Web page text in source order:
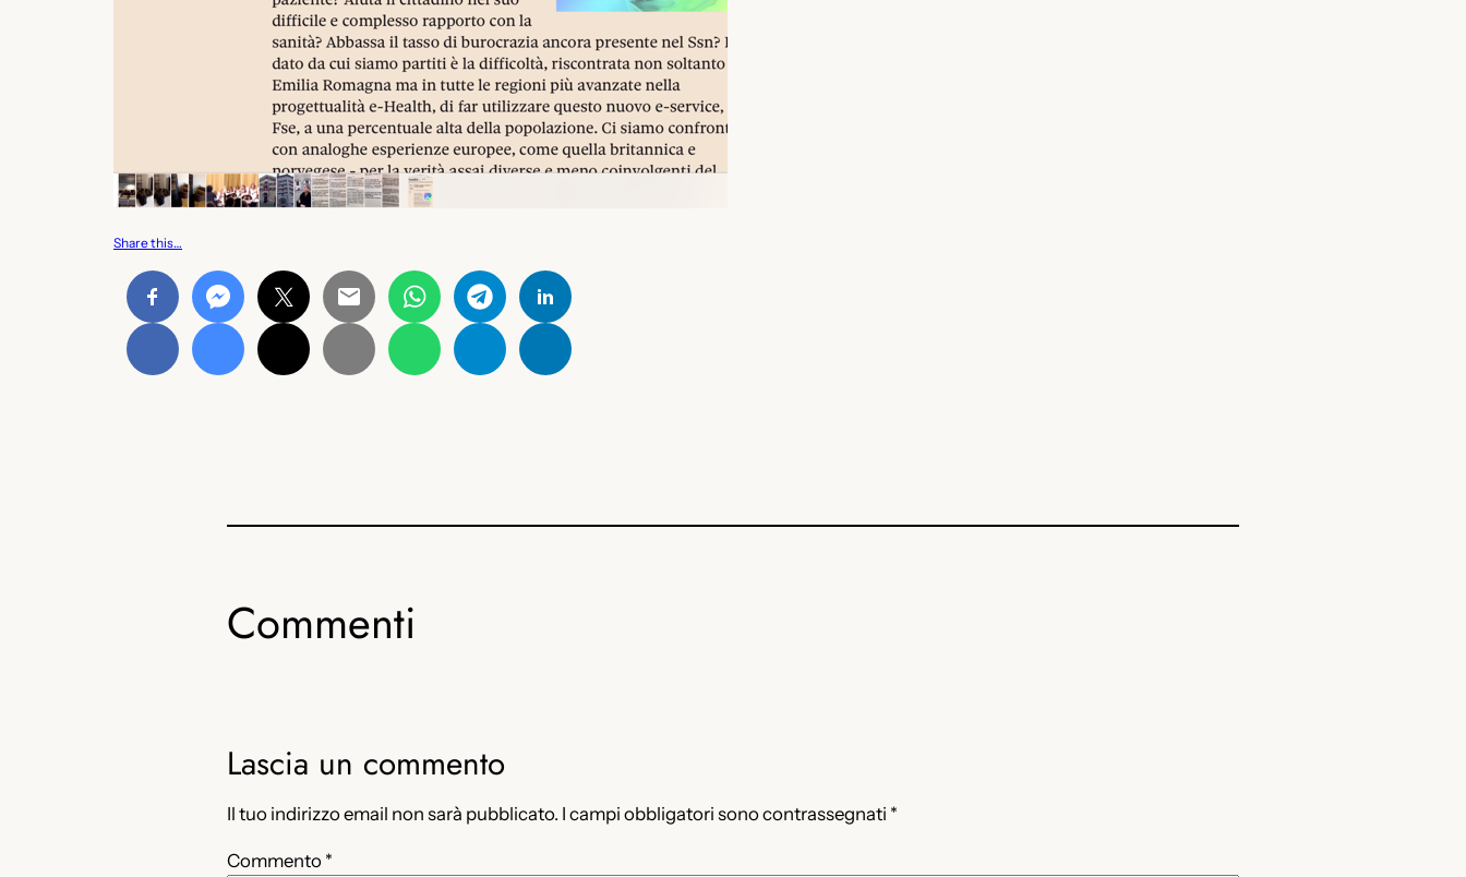
Share this…
Commenti
Lascia un commento
Il tuo indirizzo email non sarà pubblicato. I campi obbligatori sono contrassegnati *
Commento *